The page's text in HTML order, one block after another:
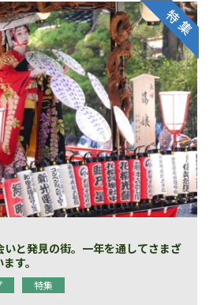
と発見の街。一年を通してさまざ
す。
特集